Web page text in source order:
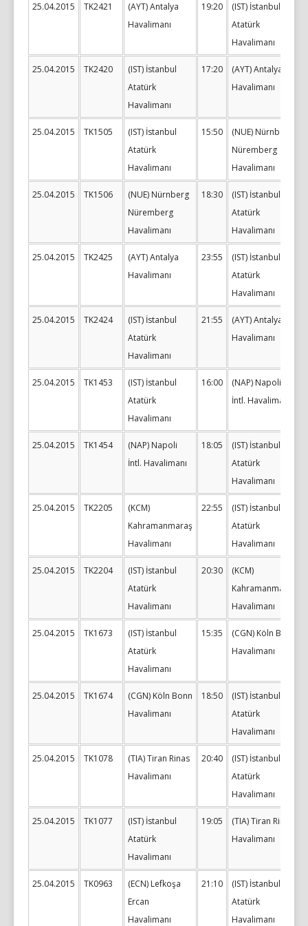
25.04.2015 TK2421
(AYT) Antalya
Havalimanı
19:20
(IST) İstanbul
Atatürk
Havalimanı
25.04.2015 TK2420
(IST) İstanbul
Atatürk
Havalimanı
17:20
(AYT) Antalya
Havalimanı
25.04.2015 TK1505
(IST) İstanbul
Atatürk
Havalimanı
15:50
(NUE) Nürnberg
Nüremberg
Havalimanı
25.04.2015 TK1506
(NUE) Nürnberg
Nüremberg
Havalimanı
18:30
(IST) İstanbul
Atatürk
Havalimanı
25.04.2015 TK2425
(AYT) Antalya
Havalimanı
23:55
(IST) İstanbul
Atatürk
Havalimanı
25.04.2015 TK2424
(IST) İstanbul
Atatürk
Havalimanı
21:55
(AYT) Antalya
Havalimanı
25.04.2015 TK1453
(IST) İstanbul
Atatürk
Havalimanı
16:00
(NAP) Napoli
İntl. Havalimanı
25.04.2015 TK1454
(NAP) Napoli
İntl. Havalimanı
18:05
(IST) İstanbul
Atatürk
Havalimanı
25.04.2015 TK2205
(KCM)
Kahramanmaraş
Havalimanı
22:55
(IST) İstanbul
Atatürk
Havalimanı
25.04.2015 TK2204
(IST) İstanbul
Atatürk
Havalimanı
20:30
(KCM)
Kahramanmaraş
Havalimanı
25.04.2015 TK1673
(IST) İstanbul
Atatürk
Havalimanı
15:35
(CGN) Köln Bonn
Havalimanı
25.04.2015 TK1674
(CGN) Köln Bonn
Havalimanı
18:50
(IST) İstanbul
Atatürk
Havalimanı
25.04.2015 TK1078
(TIA) Tiran Rinas
Havalimanı
20:40
(IST) İstanbul
Atatürk
Havalimanı
25.04.2015 TK1077
(IST) İstanbul
Atatürk
Havalimanı
19:05
(TIA) Tiran Rinas
Havalimanı
25.04.2015 TK0963
(ECN) Lefkoşa
Ercan
Havalimanı
21:10
(IST) İstanbul
Atatürk
Havalimanı